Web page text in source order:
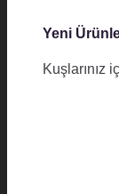
Yeni
Kuşlarınız